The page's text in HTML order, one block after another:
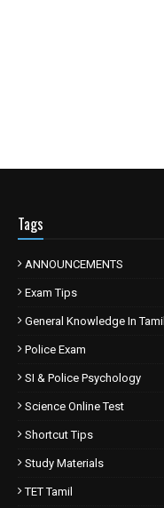
Tags
ANNOUNCEMENTS
Exam Tips
General Knowledge In Tamil
Police Exam
SI & Police Psychology
Science Online Test
Shortcut Tips
Study Materials
TET Tamil